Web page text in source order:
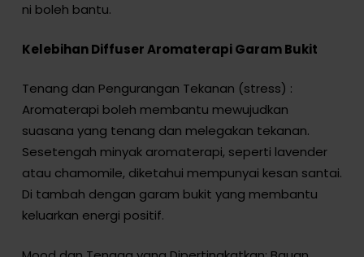
ni boleh bantu.
Kelebihan Diffuser Aromaterapi Garam Bukit
Tenang dan Pengurangan Tekanan (stress) :
Aromaterapi boleh membantu mewujudkan
suasana yang tenang dan melegakan tekanan.
Sesetengah minyak aromaterapi, seperti lavender
atau chamomile, diketahui mempunyai kesan santai.
Di tambah dengan garam bukit yang membantu
keluarkan energi positif.